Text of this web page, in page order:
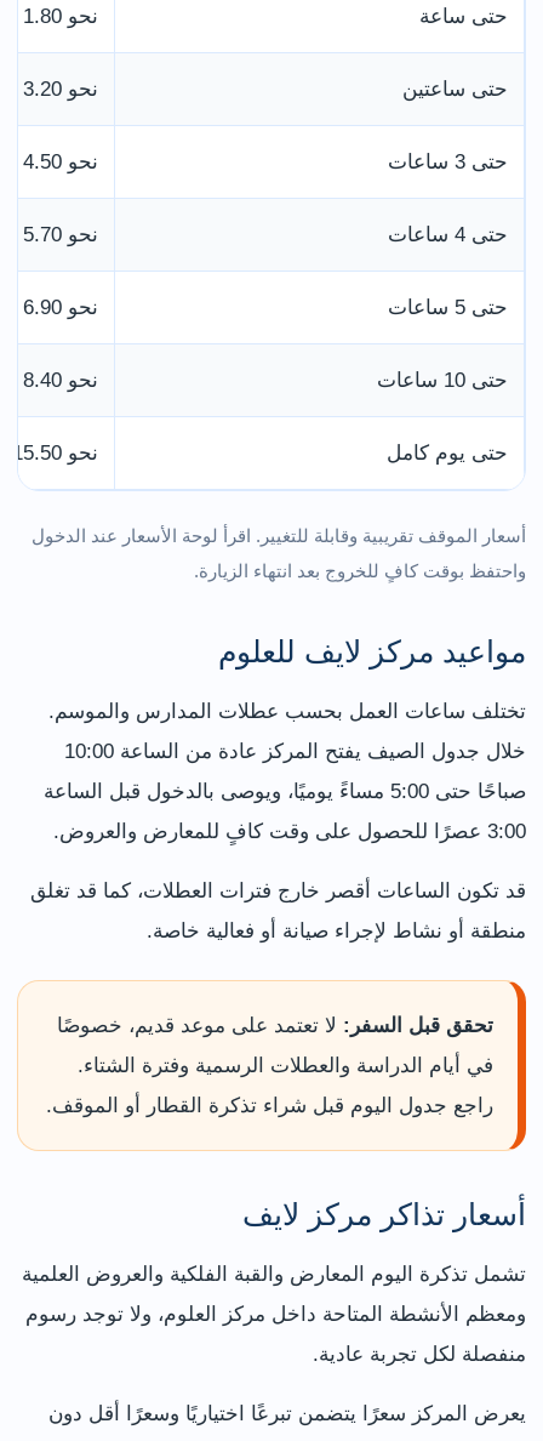
حتى ساعة نحو 1.80 جنيه
حتى ساعتين نحو 3.20 جنيهات
حتى 3 ساعات نحو 4.50 جنيهات
حتى 4 ساعات نحو 5.70 جنيهات
حتى 5 ساعات نحو 6.90 جنيهات
حتى 10 ساعات نحو 8.40 جنيهات
حتى يوم كامل نحو 15.50 جنيهًا
أسعار الموقف تقريبية وقابلة للتغيير. اقرأ لوحة الأسعار عند الدخول
واحتفظ بوقت كافٍ للخروج بعد انتهاء الزيارة.
مواعيد مركز لايف للعلوم
تختلف ساعات العمل بحسب عطلات المدارس والموسم.
خلال جدول الصيف يفتح المركز عادة من الساعة 10:00
صباحًا حتى 5:00 مساءً يوميًا، ويوصى بالدخول قبل الساعة
3:00 عصرًا للحصول على وقت كافٍ للمعارض والعروض.
قد تكون الساعات أقصر خارج فترات العطلات، كما قد تغلق
منطقة أو نشاط لإجراء صيانة أو فعالية خاصة.
تحقق قبل السفر: لا تعتمد على موعد قديم، خصوصًا
في أيام الدراسة والعطلات الرسمية وفترة الشتاء.
راجع جدول اليوم قبل شراء تذكرة القطار أو الموقف.
أسعار تذاكر مركز لايف
تشمل تذكرة اليوم المعارض والقبة الفلكية والعروض العلمية
ومعظم الأنشطة المتاحة داخل مركز العلوم، ولا توجد رسوم
منفصلة لكل تجربة عادية.
يعرض المركز سعرًا يتضمن تبرعًا اختياريًا وسعرًا أقل دون